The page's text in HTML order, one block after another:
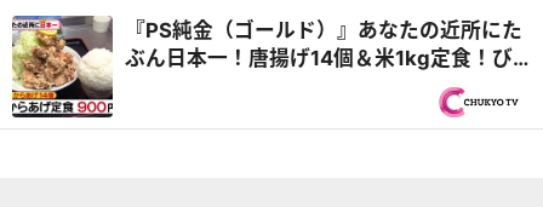
『PS純金（ゴールド）』あなたの近所にた
ぶん日本一！唐揚げ14個＆米1kg定食！び